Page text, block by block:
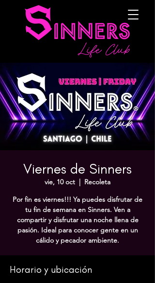
Viernes de Sinners
vie, 10 oct
  |
Recoleta
Por fin es viernes!!! Ya puedes disfrutar de
tu fin de semana en Sinners. Ven a
compartir y disfrutar una noche llena de
pasión. Ideal para conocer gente en un
cálido y pecador ambiente.
Horario y ubicación